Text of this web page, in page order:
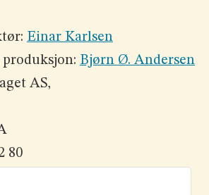
Einar Karlsen
Bjørn Ø. Andersen
AS,
80